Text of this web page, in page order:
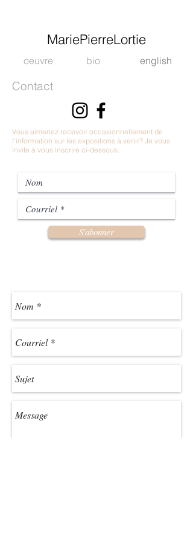
MariePierreLortie
oeuvre bio english
Contact
Vous aimeriez recevoir occasionnellement de
l'information sur les expositions à venir? Je vous
invite à vous inscrire ci-dessous.
S'abonner